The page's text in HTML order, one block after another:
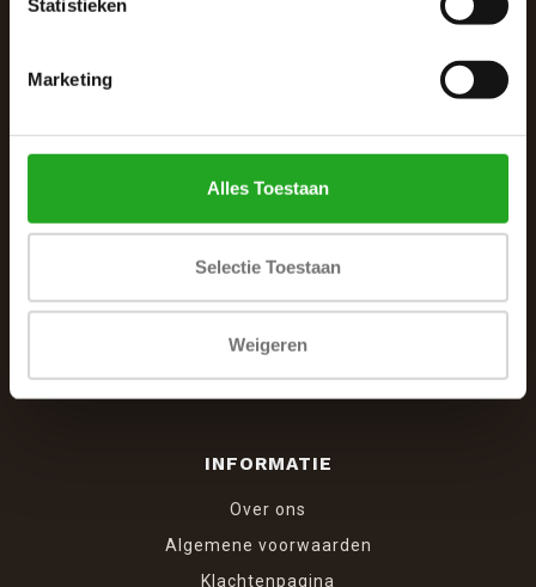
Statistieken
Marketing
Alles Toestaan
Selectie Toestaan
Weigeren
5625 AG Eindhoven
INFORMATIE
Over ons
Algemene voorwaarden
Klachtenpagina